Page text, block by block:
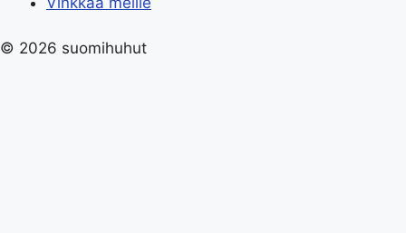
© 2026 suomihuhut